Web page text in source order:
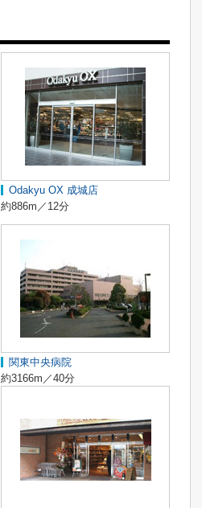
Odakyu OX 成城店
約886m／12分
関東中央病院
約3166m／40分